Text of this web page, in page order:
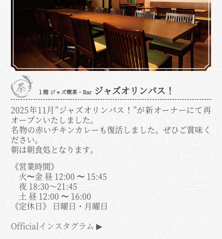
１階 ジャズ喫茶・Bar ジャズオリンパス！
2025年11月”ジャズオリンパス！”が新オーナーにて再
オープンいたしました。
名物の赤いチキンカレーも復活しました。ぜひご賞味く
ださい。
朝は朝食処となります。
《営業時間》
火〜金 昼 12:00 〜 15:45
夜 18:30～21:45
土 昼 12:00 〜 16:00
《定休日》 日曜日・月曜日
Officialインスタグラム ▶